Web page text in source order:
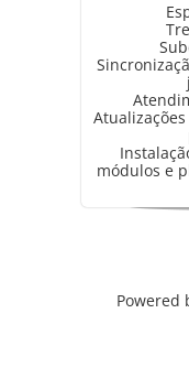
módulos e
Powered